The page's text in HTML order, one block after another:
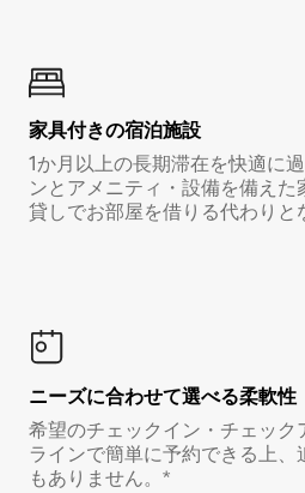
家具付き⁠の宿⁠泊⁠施⁠設
1か月以上の長期滞在を快適に
ンとアメニティ・設備を備え
貸しでお部屋を借りる代わりと
ニーズに合わせて選べる柔軟性
希望のチェックイン・チェッ
ラインで簡単に予約できる上、
もありません。*